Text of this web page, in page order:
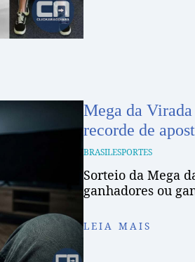
Mega da
recorde de
BRASILESPORTES
Sorteio da Mega
ganhadores ou
LEIA MAIS